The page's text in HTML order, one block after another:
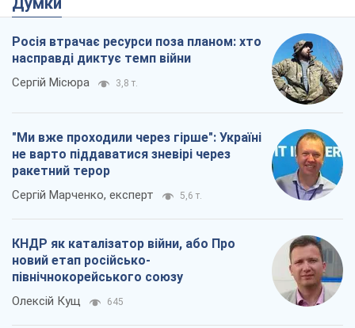
Росія втрачає ресурси поза планом: хто
насправді диктує темп війни
Сергій Місюра 3,8 т.
"Ми вже проходили через гірше": Україні
не варто піддаватися зневірі через
ракетний терор
Сергій Марченко, експерт 5,6 т.
КНДР як каталізатор війни, або Про
новий етап російсько-
північнокорейського союзу
Олексій Кущ 645